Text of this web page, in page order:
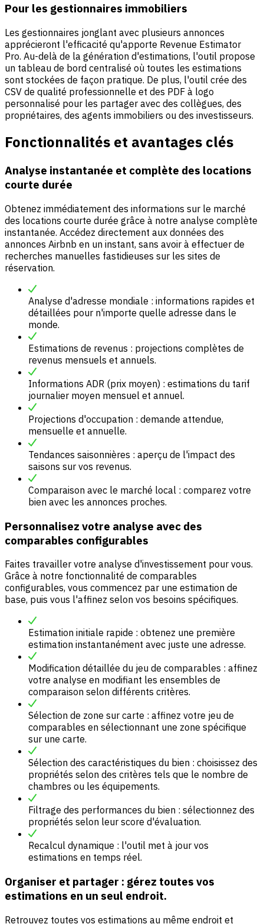
Pour les gestionnaires immobiliers
Les gestionnaires jonglant avec plusieurs annonces
apprécieront l'efficacité qu'apporte Revenue Estimator
Pro. Au-delà de la génération d'estimations, l'outil propose
un tableau de bord centralisé où toutes les estimations
sont stockées de façon pratique. De plus, l'outil crée des
CSV de qualité professionnelle et des PDF à logo
personnalisé pour les partager avec des collègues, des
propriétaires, des agents immobiliers ou des investisseurs.
Fonctionnalités et avantages clés
Analyse instantanée et complète des locations
courte durée
Obtenez immédiatement des informations sur le marché
des locations courte durée grâce à notre analyse complète
instantanée. Accédez directement aux données des
annonces Airbnb en un instant, sans avoir à effectuer de
recherches manuelles fastidieuses sur les sites de
réservation.
Analyse d'adresse mondiale : informations rapides et
détaillées pour n'importe quelle adresse dans le
monde.
Estimations de revenus : projections complètes de
revenus mensuels et annuels.
Informations ADR (prix moyen) : estimations du tarif
journalier moyen mensuel et annuel.
Projections d'occupation : demande attendue,
mensuelle et annuelle.
Tendances saisonnières : aperçu de l'impact des
saisons sur vos revenus.
Comparaison avec le marché local : comparez votre
bien avec les annonces proches.
Personnalisez votre analyse avec des
comparables configurables
Faites travailler votre analyse d'investissement pour vous.
Grâce à notre fonctionnalité de comparables
configurables, vous commencez par une estimation de
base, puis vous l'affinez selon vos besoins spécifiques.
Estimation initiale rapide : obtenez une première
estimation instantanément avec juste une adresse.
Modification détaillée du jeu de comparables : affinez
votre analyse en modifiant les ensembles de
comparaison selon différents critères.
Sélection de zone sur carte : affinez votre jeu de
comparables en sélectionnant une zone spécifique
sur une carte.
Sélection des caractéristiques du bien : choisissez des
propriétés selon des critères tels que le nombre de
chambres ou les équipements.
Filtrage des performances du bien : sélectionnez des
propriétés selon leur score d'évaluation.
Recalcul dynamique : l'outil met à jour vos
estimations en temps réel.
Organiser et partager : gérez toutes vos
estimations en un seul endroit.
Retrouvez toutes vos estimations au même endroit et